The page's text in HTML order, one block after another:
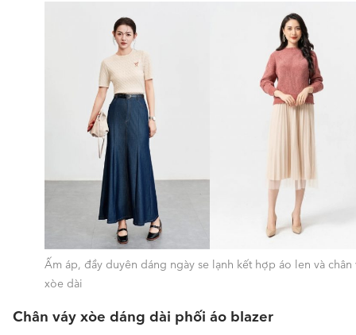
Ấm áp, đầy duyên dáng ngày se lạnh kết hợp áo len và chân
xòe dài
Chân váy xòe dáng dài phối áo blazer